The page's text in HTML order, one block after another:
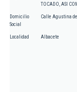
TOCADO, ASI
Domicilio
Social
Calle Agustina de
Localidad Albacete